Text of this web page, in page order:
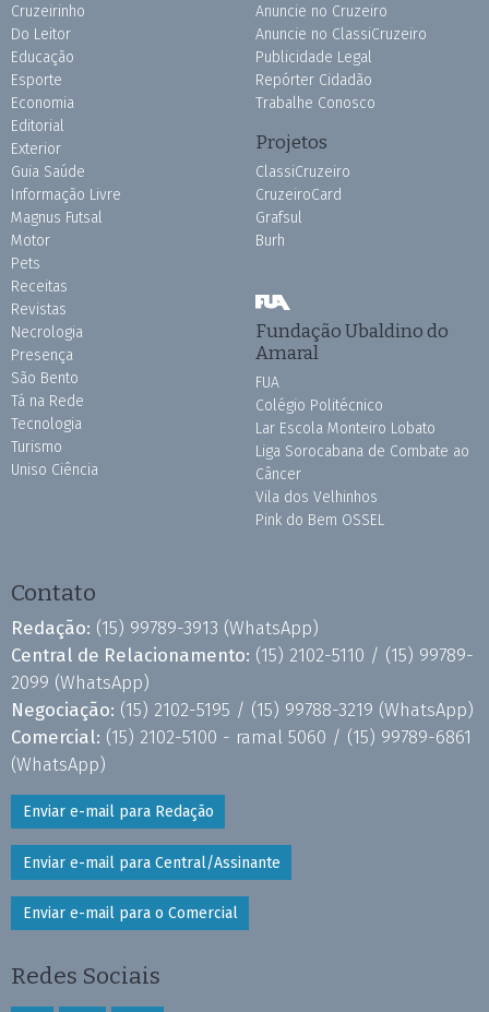
Cruzeirinho
Do Leitor
Educação
Esporte
Economia
Editorial
Exterior
Guia Saúde
Informação Livre
Magnus Futsal
Motor
Pets
Receitas
Revistas
Necrologia
Presença
São Bento
Tá na Rede
Tecnologia
Turismo
Uniso Ciência
Anuncie no Cruzeiro
Anuncie no ClassiCruzeiro
Publicidade Legal
Repórter Cidadão
Trabalhe Conosco
Projetos
ClassiCruzeiro
CruzeiroCard
Grafsul
Burh
Fundação Ubaldino do
Amaral
FUA
Colégio Politécnico
Lar Escola Monteiro Lobato
Liga Sorocabana de Combate ao
Câncer
Vila dos Velhinhos
Pink do Bem OSSEL
Contato
Redação: (15) 99789-3913 (WhatsApp)
Central de Relacionamento: (15) 2102-5110 / (15) 99789-
2099 (WhatsApp)
Negociação: (15) 2102-5195 / (15) 99788-3219 (WhatsApp)
Comercial: (15) 2102-5100 - ramal 5060 / (15) 99789-6861
(WhatsApp)
Enviar e-mail para Redação
Enviar e-mail para Central/Assinante
Enviar e-mail para o Comercial
Redes Sociais